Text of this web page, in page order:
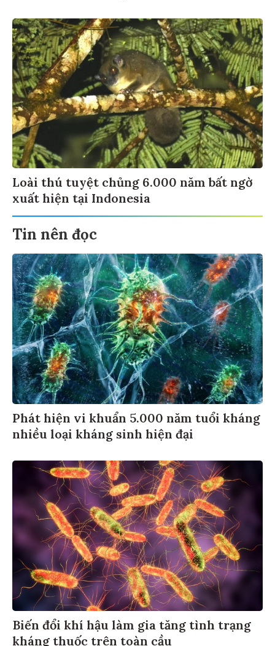
Loài thú tuyệt chủng 6.000 năm bất ngờ
xuất hiện tại Indonesia
Tin nên đọc
Phát hiện vi khuẩn 5.000 năm tuổi kháng
nhiều loại kháng sinh hiện đại
Biến đổi khí hậu làm gia tăng tình trạng
kháng thuốc trên toàn cầu